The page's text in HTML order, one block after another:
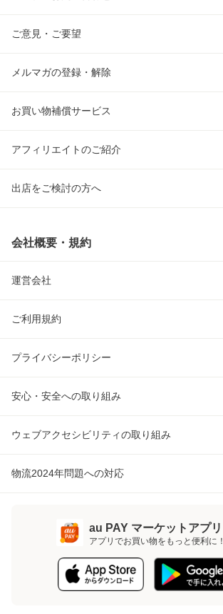
ご意見・ご要望
メルマガの登録・解除
お買い物補償サービス
アフィリエイトのご紹介
出店をご検討の方へ
会社概要・規約
運営会社
ご利用規約
プライバシーポリシー
安心・安全への取り組み
ウェブアクセシビリティの取り組み
物流2024年問題への対応
au PAY マーケットアプリ
アプリでお買い物をもっと便利に！